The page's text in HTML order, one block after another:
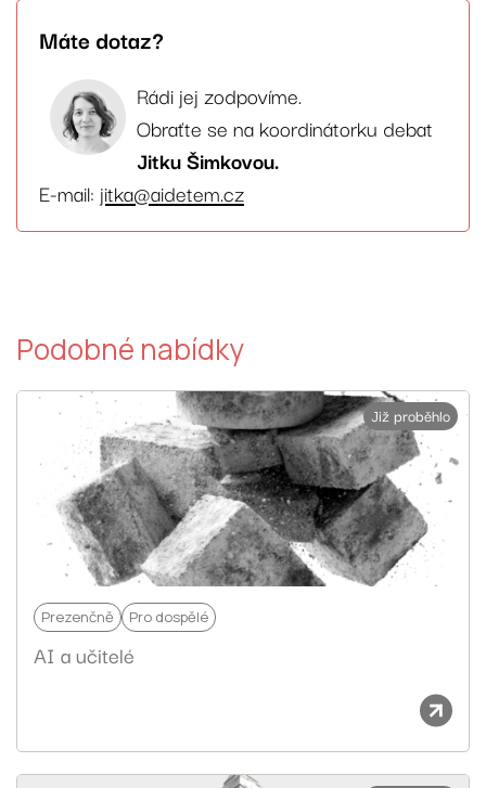
Máte dotaz?
Rádi jej zodpovíme.
Obraťte se na koordinátorku debat
Jitku Šimkovou.
E-mail: jitka@aidetem.cz
Podobné nabídky
Již proběhlo
Prezenčně Pro dospělé
AI a učitelé